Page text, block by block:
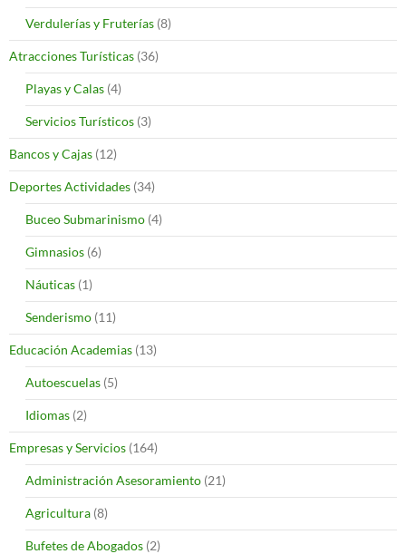
Verdulerías y Fruterías (8)
Atracciones Turísticas (36)
Playas y Calas (4)
Servicios Turísticos (3)
Bancos y Cajas (12)
Deportes Actividades (34)
Buceo Submarinismo (4)
Gimnasios (6)
Náuticas (1)
Senderismo (11)
Educación Academias (13)
Autoescuelas (5)
Idiomas (2)
Empresas y Servicios (164)
Administración Asesoramiento (21)
Agricultura (8)
Bufetes de Abogados (2)